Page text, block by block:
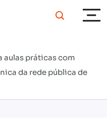
aulas práticas com
da rede pública de